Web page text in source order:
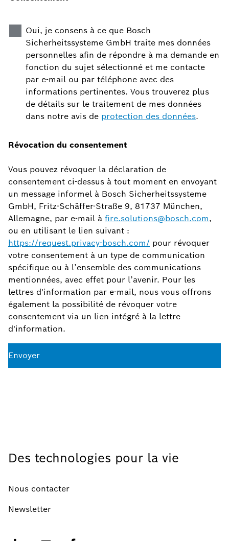
Oui, je consens à ce que Bosch
Sicherheitssysteme GmbH traite mes données
personnelles afin de répondre à ma demande en
fonction du sujet sélectionné et me contacte
par e-mail ou par téléphone avec des
informations pertinentes. Vous trouverez plus
de détails sur le traitement de mes données
dans notre avis de protection des données.
Révocation du consentement
Vous pouvez révoquer la déclaration de
consentement ci-dessus à tout moment en envoyant
un message informel à Bosch Sicherheitssysteme
GmbH, Fritz-Schäffer-Straße 9, 81737 München,
Allemagne, par e-mail à fire.solutions@bosch.com,
ou en utilisant le lien suivant :
https://request.privacy-bosch.com/ pour révoquer
votre consentement à un type de communication
spécifique ou à l’ensemble des communications
mentionnées, avec effet pour l’avenir. Pour les
lettres d'information par e-mail, nous vous offrons
également la possibilité de révoquer votre
consentement via un lien intégré à la lettre
d'information.
Envoyer
Des technologies pour la vie
Nous contacter
Newsletter